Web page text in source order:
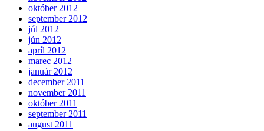
október 2012
september 2012
júl 2012
jún 2012
apríl 2012
marec 2012
január 2012
december 2011
november 2011
október 2011
september 2011
august 2011